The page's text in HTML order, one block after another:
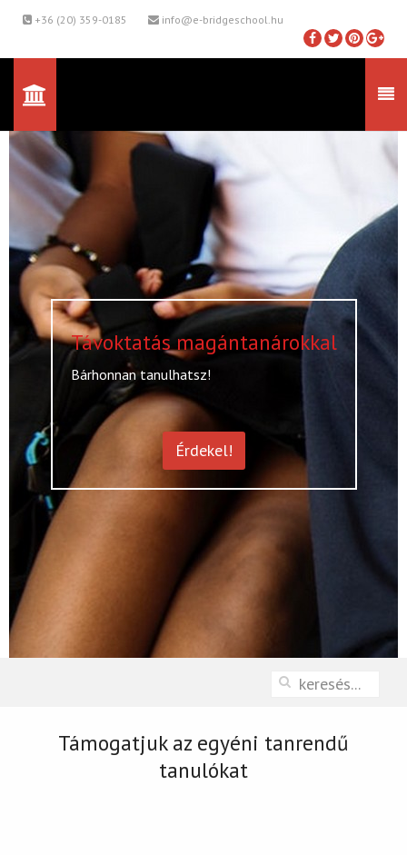
+36 (20) 359-0185 info@e-bridgeschool.hu
Távoktatás magántanárokkal
Bárhonnan tanulhatsz!
Érdekel!
Támogatjuk az egyéni tanrendű
tanulókat